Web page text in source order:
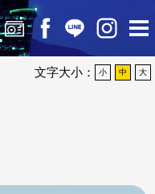
文字大小： 小 中 大